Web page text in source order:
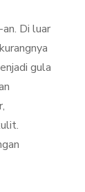
Di luar
gula